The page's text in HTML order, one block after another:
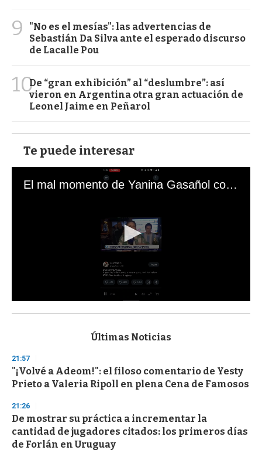
9
"No es el mesías": las advertencias de
Sebastián Da Silva ante el esperado discurso
de Lacalle Pou
10De “gran exhibición” al “deslumbre”: así
vieron en Argentina otra gran actuación de
Leonel Jaime en Peñarol
Te puede interesar
El mal momento de Yanina Gasañol con un hincha argentino en "Subrayado"
s
d
s
o
f
3
s
c
o
Últimas Noticias
21:57
"¡Volvé a Adeom!": el filoso comentario de Yesty
Prieto a Valeria Ripoll en plena Cena de Famosos
21:26
De mostrar su práctica a incrementar la
cantidad de jugadores citados: los primeros días
de Forlán en Uruguay